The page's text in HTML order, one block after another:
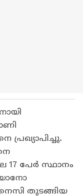
പ്രഖ്യാപിച്ചു.
17 പേർ സ്ഥാനം
തുടങ്ങിയ